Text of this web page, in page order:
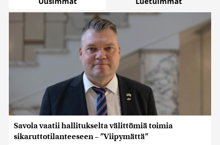
Savola vaatii hallitukselta välittömiä toimia
sikaruttotilanteeseen – ”Viipymättä”